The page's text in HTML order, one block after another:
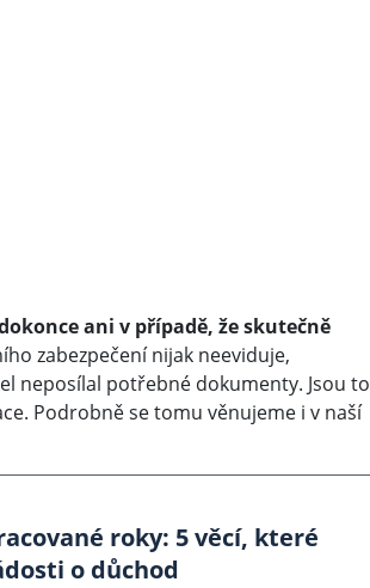
ani v případě, že skutečně
zabezpečení nijak neeviduje,
neposílal potřebné dokumenty. Jsou to
Podrobně se tomu věnujeme i v naší
roky: 5 věcí, které
o důchod